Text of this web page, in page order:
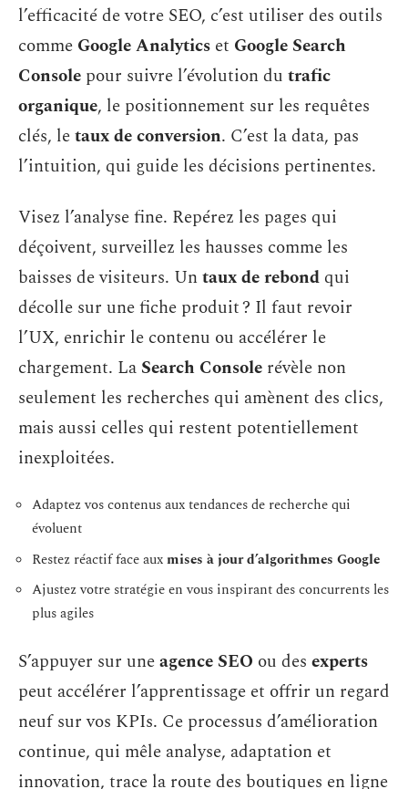
l’efficacité de votre SEO, c’est utiliser des outils
comme Google Analytics et Google Search
Console pour suivre l’évolution du trafic
organique, le positionnement sur les requêtes
clés, letaux de conversion. C’est la data, pas
l’intuition, qui guide les décisions pertinentes.
Visez l’analyse fine. Repérez les pages qui
déçoivent, surveillez les hausses comme les
baisses de visiteurs. Untaux de rebond qui
décolle sur une fiche produit ? Il faut revoir
l’UX, enrichir le contenu ou accélérer le
chargement. La Search Console révèle non
seulement les recherches qui amènent des clics,
mais aussi celles qui restent potentiellement
inexploitées.
Adaptez vos contenus aux tendances de recherche qui
évoluent
Restez réactif face auxmises à jour d’algorithmes Google
Ajustez votre stratégie en vous inspirant des concurrents les
plus agiles
S’appuyer sur uneagence SEO ou des experts
peut accélérer l’apprentissage et offrir un regard
neuf sur vos KPIs. Ce processus d’amélioration
continue, qui mêle analyse, adaptation et
innovation, trace la route des boutiques en ligne